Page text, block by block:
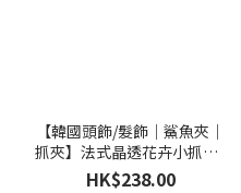
價格
(HK$)
【韓國頭飾/髮飾｜鯊魚夾｜
抓夾】法式晶透花卉小抓夾 /
2色
HK$238.00